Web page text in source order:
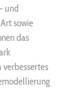
und
sowie
das